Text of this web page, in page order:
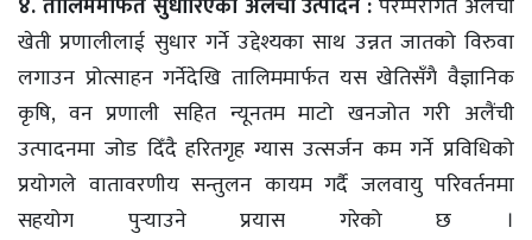
खेती प्रणालीलाई सुधार गर्ने उद्देश्यका साथ उन्नत जातको विरुवा
लगाउन प्रोत्साहन गर्नेदेखि तालिममार्फत यस खेतिसँगै वैज्ञानिक
कृषि, वन प्रणाली सहित न्यूनतम माटो खनजोत गरी अलैंची
उत्पादनमा जोड दिँदै हरितगृह ग्यास उत्सर्जन कम गर्ने प्रविधिको
प्रयोगले वातावरणीय सन्तुलन कायम गर्दै जलवायु परिवर्तनमा
सहयोग पुर्‍याउने प्रयास गरेको छ ।